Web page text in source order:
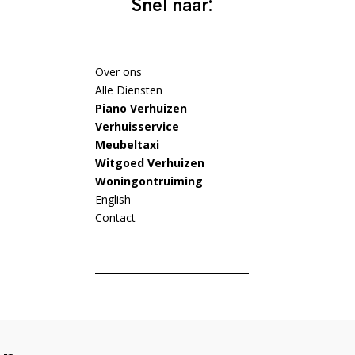
Snel naar:
Over ons
Alle Diensten
Piano Verhuizen
Verhuisservice
Meubeltaxi
Witgoed Verhuizen
Woningontruiming
English
Contact